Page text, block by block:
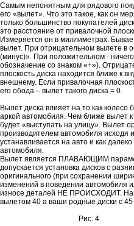
Самым непонятным для рядового
его «вылет». Что это такое, как он
только большинство покупателей
это расстояние от привалочной
Измеряется он в миллиметрах.
вылет. При отрицательном вылете в
(минус)». При положительном -
обозначение со знаком «+»).
плоскость диска находится ближе к
внешнему. Если привалочная
его обода – вылет такого диска = 0.
Вылет диска влияет на то как колесо
аркой автомобиля. Чем ближе вылет
будет «выступать на улицу». Вылет
производителем автомобиля исходя
устанавливается на авто и как
автомобиля.
Вылет является ПЛАВАЮЩИМ
допускается установка дисков с
оригинального (при сохранении
изменений в поведении автомобиля
износе деталей НЕ ПРОИСХОДИТ.
вылетом 40 а ваши родные диски с
Рис. 4